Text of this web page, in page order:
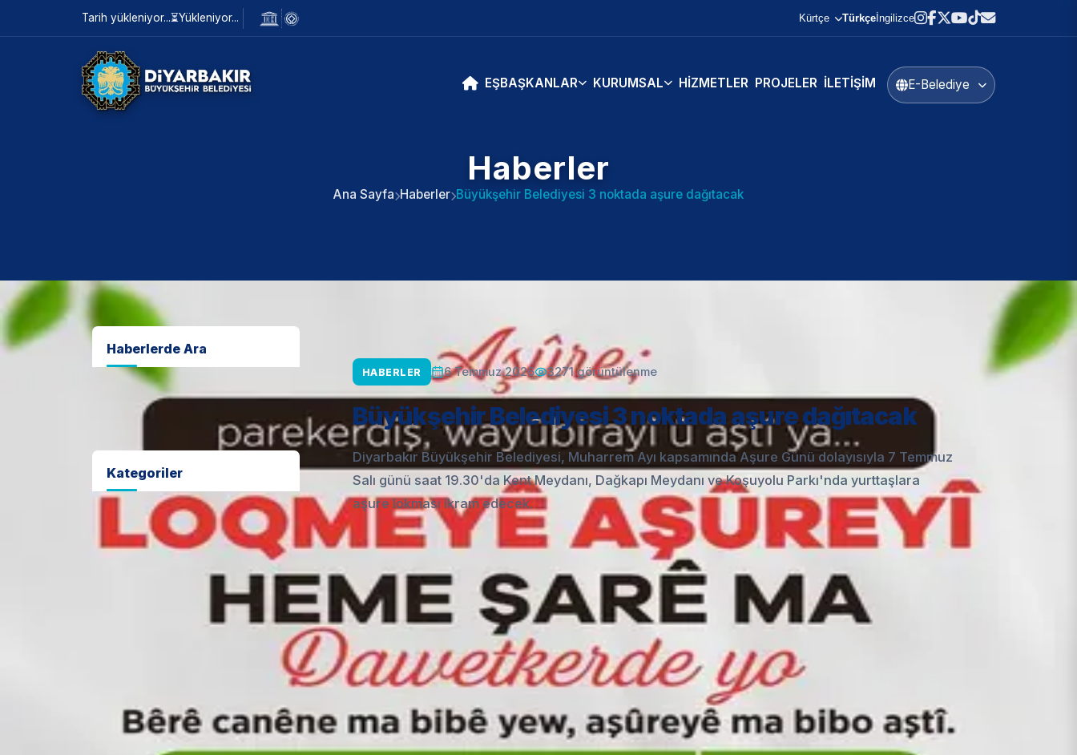
Tarih yükleniyor...⏳Yükleniyor... Kürtçe Türkçe İngilizce
EŞBAŞKANLAR KURUMSAL HIZMETLER PROJELER İLETIŞIM E-Belediye
Haberler
Ana Sayfa Haberler Büyükşehir Belediyesi 3 noktada aşure dağıtacak
Haberlerde Ara
Kategoriler
Haberler
HABERLER 6 Temmuz 2026 3271 görüntülenme
Büyükşehir Belediyesi 3 noktada aşure dağıtacak
Diyarbakır Büyükşehir Belediyesi, Muharrem Ayı kapsamında Aşure Günü dolayısıyla 7 Temmuz
Salı günü saat 19.30'da Kent Meydanı, Dağkapı Meydanı ve Koşuyolu Parkı'nda yurttaşlara
aşure lokması ikram edecek.